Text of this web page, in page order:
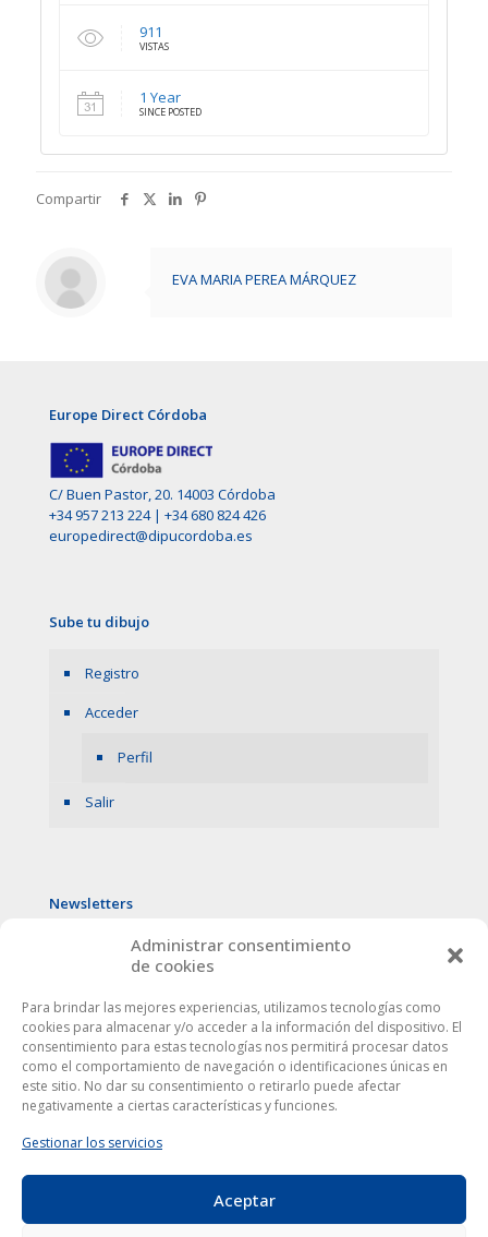
Administrar consentimiento
de cookies
Para brindar las mejores experiencias, utilizamos tecnologías como
cookies para almacenar y/o acceder a la información del dispositivo. El
consentimiento para estas tecnologías nos permitirá procesar datos
como el comportamiento de navegación o identificaciones únicas en
este sitio. No dar su consentimiento o retirarlo puede afectar
negativamente a ciertas características y funciones.
Gestionar los servicios
Aceptar
911
VISTAS
1 Year
SINCE POSTED
Compartir
EVA MARIA PEREA MÁRQUEZ
Europe Direct Córdoba
C/ Buen Pastor, 20. 14003 Córdoba
+34 957 213 224| +34 680 824 426
europedirect@dipucordoba.es
Sube tu dibujo
Registro
Acceder
Perfil
Salir
Newsletters
Este sitio web utiliza cookies para mejorar tu experiencia. Al